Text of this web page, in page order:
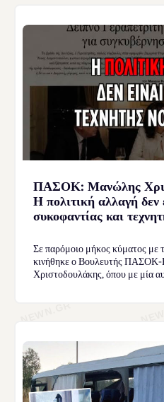
ΠΑΣΟΚ: Μανώλης
Η πολιτική αλλαγή δεν
συκοφαντίας και
Σε παρόμοιο μήκος κύματος με
κινήθηκε ο Βουλευτής
Χριστοδουλάκης, όπου με μία